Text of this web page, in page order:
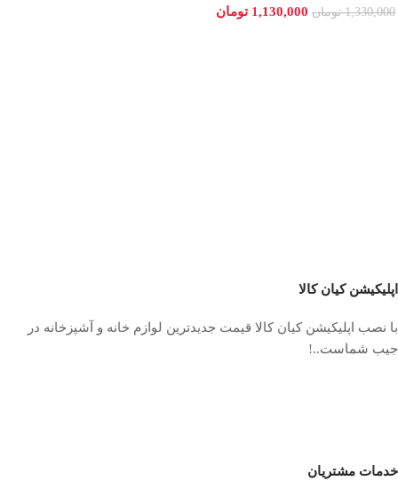
1,330,000 تومان 1,130,000 تومان
اپلیکیشن کیان کالا
با نصب اپلیکیشن کیان کالا قیمت جدیدترین لوازم خانه و آشپزخانه در
جیب شماست..!
خدمات مشتریان